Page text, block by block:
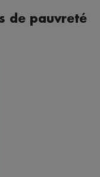
de pauvreté